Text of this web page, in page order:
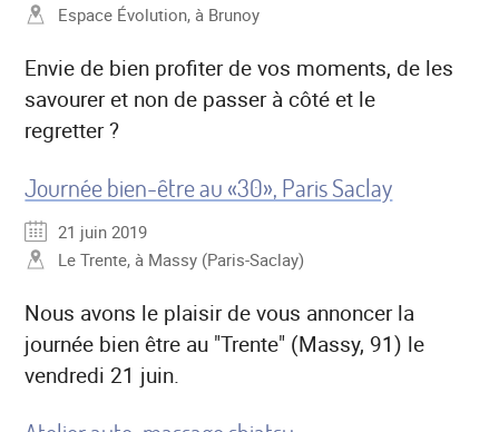
Espace Évolution, à Brunoy
Envie de bien profiter de vos moments, de les
savourer et non de passer à côté et le
regretter ?
Journée bien-être au «30», Paris Saclay
21 juin 2019
Le Trente, à Massy (Paris-Saclay)
Nous avons le plaisir de vous annoncer la
journée bien être au "Trente" (Massy, 91) le
vendredi 21 juin.